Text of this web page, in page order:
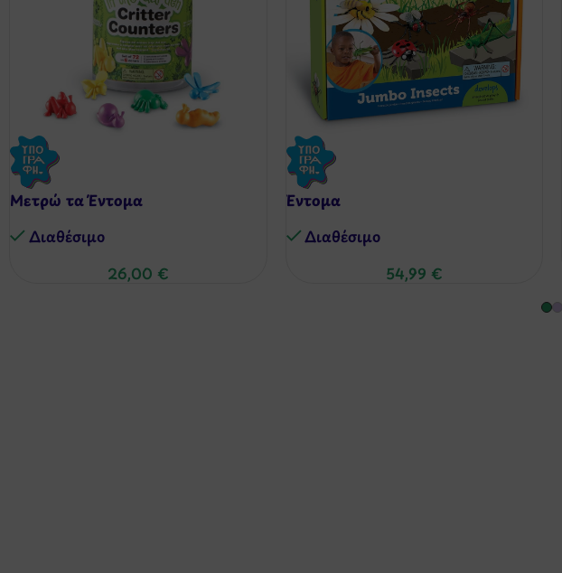
Μετρώ τα Έντομα
Διαθέσιμo
26,00 €
Έντομα
Διαθέσιμo
54,99 €